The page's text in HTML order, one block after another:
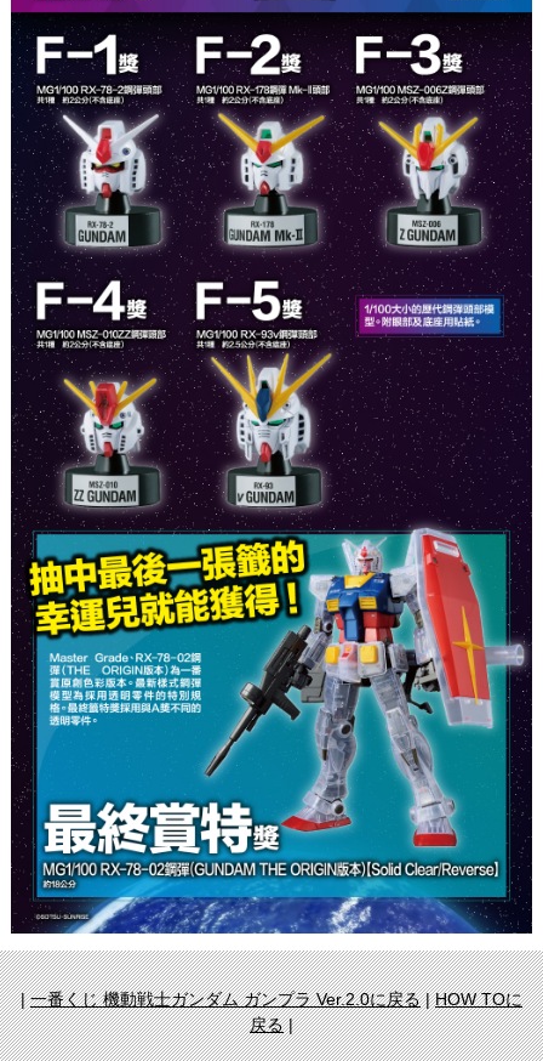
|一番くじ 機動戦士ガンダム ガンプラ Ver.2.0に戻る|HOW TOに
戻る|